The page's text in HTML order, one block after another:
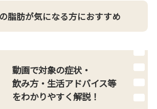
脂肪が気になる方におすすめ
動画で対象の症状・
飲み方・生活アドバイス等
をわかりやすく解説！